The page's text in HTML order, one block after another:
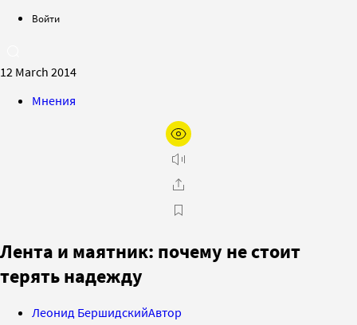
Войти
12 March 2014
Мнения
Лента и маятник: почему не стоит
терять надежду
Леонид БершидскийАвтор